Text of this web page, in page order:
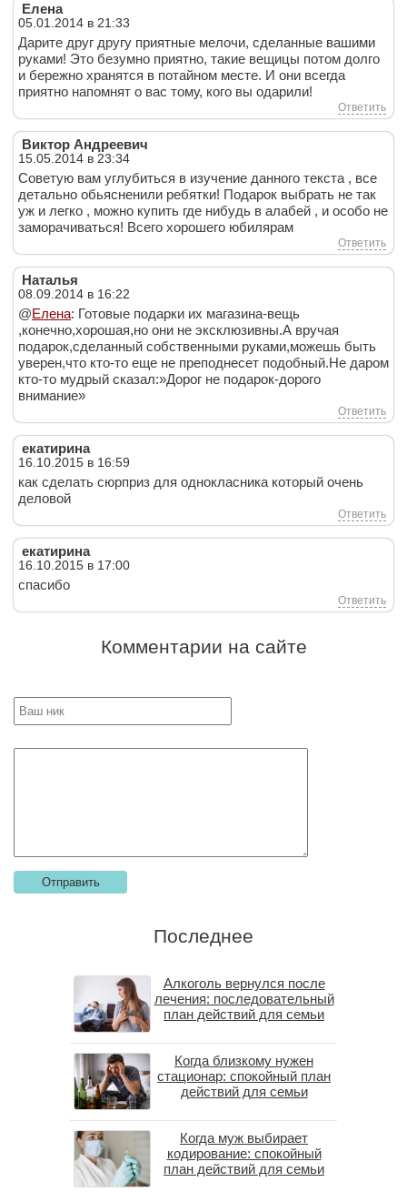
Елена
05.01.2014 в 21:33
Дарите друг другу приятные мелочи, сделанные вашими
руками! Это безумно приятно, такие вещицы потом долго
и бережно хранятся в потайном месте. И они всегда
приятно напомнят о вас тому, кого вы одарили!
Ответить
Виктор Андреевич
15.05.2014 в 23:34
Советую вам углубиться в изучение данного текста , все
детально обьясненили ребятки! Подарок выбрать не так
уж и легко , можно купить где нибудь в алабей , и особо не
заморачиваться! Всего хорошего юбилярам
Ответить
Наталья
08.09.2014 в 16:22
@Елена: Готовые подарки их магазина-вещь
,конечно,хорошая,но они не эксклюзивны.А вручая
подарок,сделанный собственными руками,можешь быть
уверен,что кто-то еще не преподнесет подобный.Не даром
кто-то мудрый сказал:»Дорог не подарок-дорого
внимание»
Ответить
екатирина
16.10.2015 в 16:59
как сделать сюрприз для однокласника который очень
деловой
Ответить
екатирина
16.10.2015 в 17:00
спасибо
Ответить
Комментарии на сайте
Последнее
Алкоголь вернулся после
лечения: последовательный
план действий для семьи
Когда близкому нужен
стационар: спокойный план
действий для семьи
Когда муж выбирает
кодирование: спокойный
план действий для семьи